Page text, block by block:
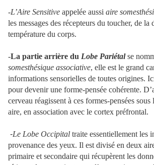
-L’Aire Sensitive appelée aussi aire
les messages des récepteurs du toucher, de la
température du corps.
-La partie arrière du Lobe Pariétalse
somesthésique associative, elle est le grand
informations sensorielles de toutes origines.
pour devenir une forme-pensée cohérente.
cerveau réagissent à ces formes-pensées
aire, en association avec le cortex préfrontal.
-Le Lobe Occipital traite essentiellement les
provenance des yeux. Il est divisé en deux
primaire et secondaire qui récupèrent les